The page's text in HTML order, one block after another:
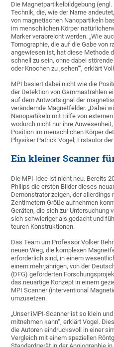
Die Magnetpartikelbildgebung (engl.
Technik, die, wie der Name
von magnetischen Nanopartikeln
im menschlichen Körper
Marker verabreicht werden. „Wie
Tomographie, die auf die Gabe von
angewiesen ist, hat diese Methode
schnell zu sein, ohne dabei
oder Knochen zu ‚sehen‘“, erklärt
MPI basiert dabei nicht wie die
der Detektion von Gammastrahlen
auf dem Antwortsignal der
verändernde Magnetfelder. „Dabei
Nanopartikeln mit Hilfe von
wodurch nicht nur ihre
Position im menschlichen Körper
Physiker Patrick Vogel, Erstautor
Ein kleiner Scanner
Die MPI-Idee ist nicht neu. Bereits
Philips die ersten Bilder dieses
Demonstrator zeigen, der allerdings
Zentimetern Größe aufnehmen
Geräten, die sich zur Untersuchung
sich schwieriger als gedacht und
teuren Konstruktionen.
Das Team um Professor Volker
neuen Weg, die komplexen
erforderlich sind, in einem
einem mehrjährigen, von der
(DFG) geförderten
das neuartige Konzept in einem
MPI Scanner (interventional
umzusetzen.
„Unser iMPI-Scanner ist so klein
mitnehmen kann“, erklärt Vogel.
die Autoren eindrucksvoll in einer
Vergleich mit einem speziellen